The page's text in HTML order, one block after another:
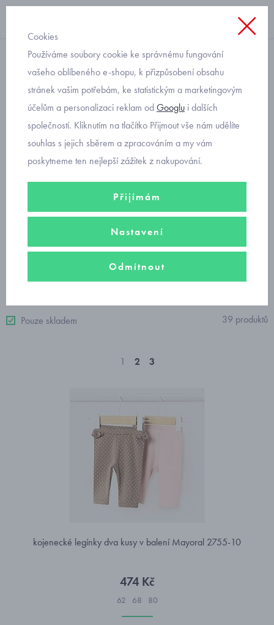
legíny
legínky kojenecké
Legíny vhodné pro každodenní nošení - lze je nosit doma i venku,
zároveň jsou pohodlné i do kočárku. V nabídce máme samostatné
Seřadit podle
Nejprodávanější
Pouze skladem 39 produktů
1 2 3
kojenecké legínky dva kusy v balení Mayoral 2755-10
474 Kč
62 68 80
Cookies
Používáme soubory cookie ke správnému fungování
vašeho oblíbeného e-shopu, k přizpůsobení obsahu
stránek vašim potřebám, ke statistickým a marketingovým
účelům a personalizaci reklam odGooglu i dalších
společností. Kliknutím na tlačítko Přijmout vše nám udělíte
souhlas s jejich sběrem a zpracováním a my vám
poskytneme ten nejlepší zážitek z nakupování.
Přijímám
Nastavení
Odmítnout